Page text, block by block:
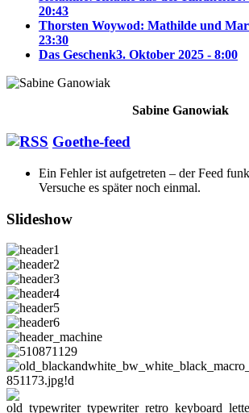
20:43
Thorsten Woywod: Mathilde und
23:30
Das Geschenk3. Oktober 2025 - 8:00
Sabine Ganowiak
Goethe-feed
Ein Fehler ist aufgetreten – der Feed
Versuche es später noch einmal.
Slideshow